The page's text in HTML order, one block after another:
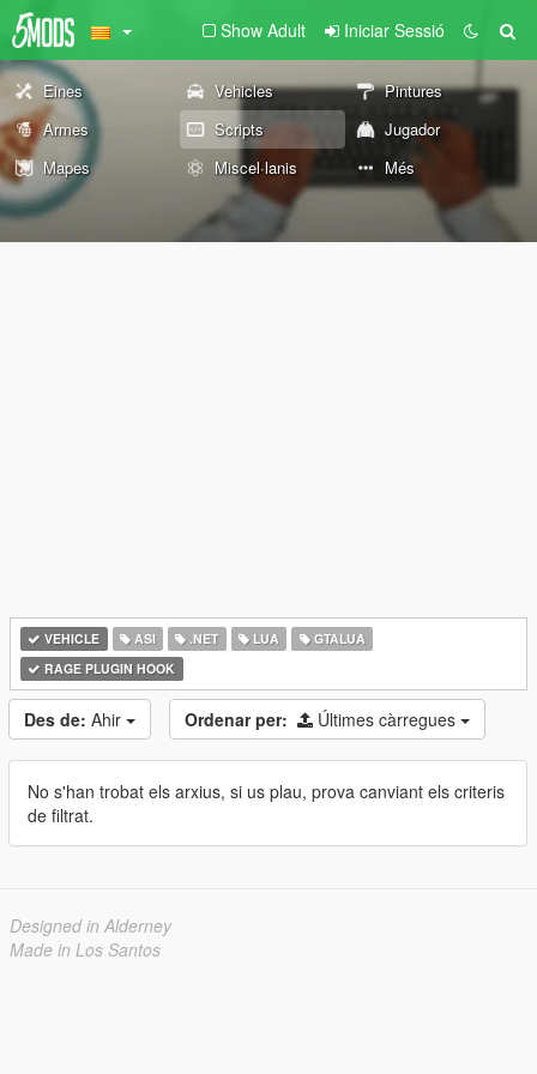
Show Adult Iniciar Sessió
Eines Vehicles
Pintures
Armes
Scripts
Jugador
Mapes
Miscel·lanis Més
VEHICLE ASI .NET LUA
GTALUA
RAGE PLUGIN HOOK
Des de: Ahir Ordenar per: Últimes càrregues
No s'han trobat els arxius, si us plau, prova canviant els criteris
de filtrat.
Designed in Alderney
Made in Los Santos